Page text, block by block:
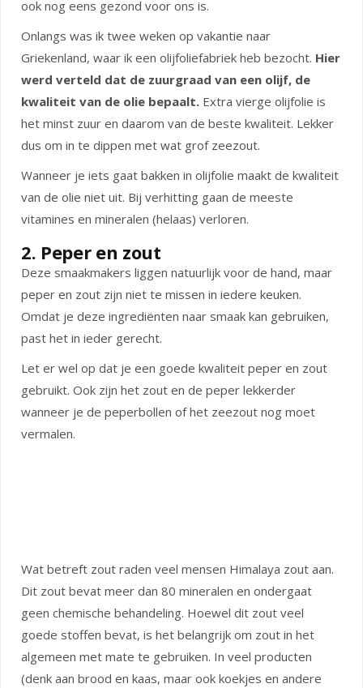
ook nog eens gezond voor ons is.
Onlangs was ik twee weken op vakantie naar
Griekenland, waar ik een olijfoliefabriek heb bezocht. Hier
werd verteld dat de zuurgraad van een olijf, de
kwaliteit van de olie bepaalt. Extra vierge olijfolie is
het minst zuur en daarom van de beste kwaliteit. Lekker
dus om in te dippen met wat grof zeezout.
Wanneer je iets gaat bakken in olijfolie maakt de kwaliteit
van de olie niet uit. Bij verhitting gaan de meeste
vitamines en mineralen (helaas) verloren.
2. Peper en zout
Deze smaakmakers liggen natuurlijk voor de hand, maar
peper en zout zijn niet te missen in iedere keuken.
Omdat je deze ingrediënten naar smaak kan gebruiken,
past het in ieder gerecht.
Let er wel op dat je een goede kwaliteit peper en zout
gebruikt. Ook zijn het zout en de peper lekkerder
wanneer je de peperbollen of het zeezout nog moet
vermalen.
Wat betreft zout raden veel mensen Himalaya zout aan.
Dit zout bevat meer dan 80 mineralen en ondergaat
geen chemische behandeling. Hoewel dit zout veel
goede stoffen bevat, is het belangrijk om zout in het
algemeen met mate te gebruiken. In veel producten
(denk aan brood en kaas, maar ook koekjes en andere